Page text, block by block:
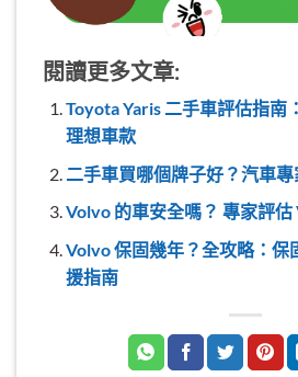
閱讀更多文章:
Toyota Yaris 二手車評估指南
理想車款
二手車買哪個牌子好？汽車
Volvo 的車安全嗎？ 專家評估
Volvo 保固幾年？全攻略：保
援指南